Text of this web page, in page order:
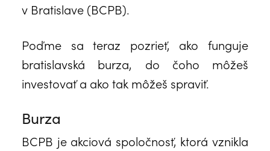
v Bratislave (BCPB).
Poďme sa teraz pozrieť, ako funguje
bratislavská burza, do čoho môžeš
investovať a ako tak môžeš spraviť.
Burza
BCPB je akciová spoločnosť, ktorá vznikla